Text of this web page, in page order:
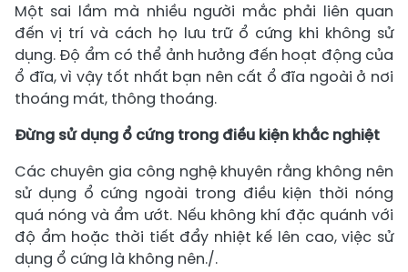
Một sai lầm mà nhiều người mắc phải liên quan
đến vị trí và cách họ lưu trữ ổ cứng khi không sử
dụng. Độ ẩm có thể ảnh hưởng đến hoạt động của
ổ đĩa, vì vậy tốt nhất bạn nên cất ổ đĩa ngoài ở nơi
thoáng mát, thông thoáng.
Đừng sử dụng ổ cứng trong điều kiện khắc nghiệt
Các chuyên gia công nghệ khuyên rằng không nên
sử dụng ổ cứng ngoài trong điều kiện thời nóng
quá nóng và ẩm ướt. Nếu không khí đặc quánh với
độ ẩm hoặc thời tiết đẩy nhiệt kế lên cao, việc sử
dụng ổ cứng là không nên./.